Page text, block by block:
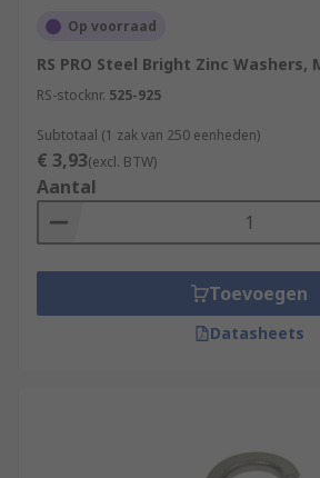
Op voorraad
RS PRO Steel Bright Zinc Washers,
RS-stocknr. 525-925
Subtotaal (1 zak van 250 eenheden)
€ 3,93(excl. BTW)
Aantal
Toevoegen
Datasheets